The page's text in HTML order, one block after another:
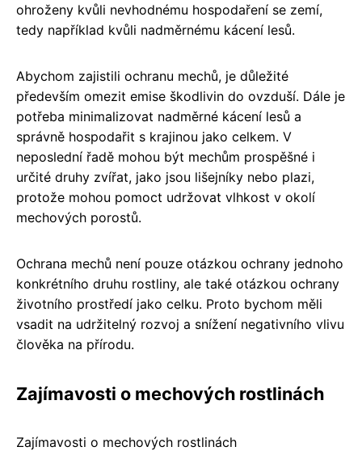
ohroženy kvůli nevhodnému hospodaření se zemí,
tedy například kvůli nadměrnému kácení lesů.
Abychom zajistili ochranu mechů, je důležité
především omezit emise škodlivin do ovzduší. Dále je
potřeba minimalizovat nadměrné kácení lesů a
správně hospodařit s krajinou jako celkem. V
neposlední řadě mohou být mechům prospěšné i
určité druhy zvířat, jako jsou lišejníky nebo plazi,
protože mohou pomoct udržovat vlhkost v okolí
mechových porostů.
Ochrana mechů není pouze otázkou ochrany jednoho
konkrétního druhu rostliny, ale také otázkou ochrany
životního prostředí jako celku. Proto bychom měli
vsadit na udržitelný rozvoj a snížení negativního vlivu
člověka na přírodu.
Zajímavosti o mechových rostlinách
Zajímavosti o mechových rostlinách